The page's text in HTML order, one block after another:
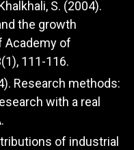
S. (2004).
the growth
Academy of
111-116.
Research methods:
with a real
of industrial